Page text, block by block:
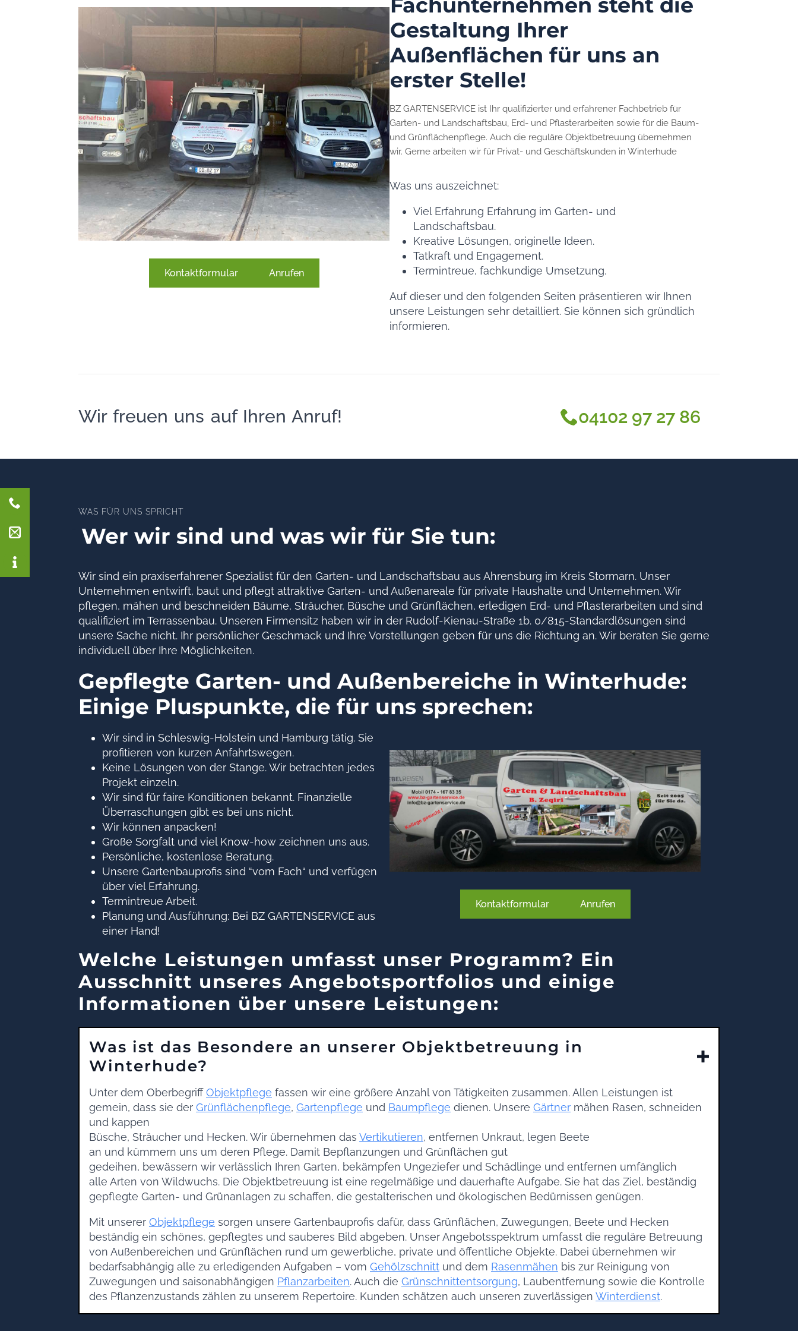
Kontaktformular Anrufen
Gestaltung Ihrer
Außenflächen für uns an
erster Stelle!
BZ GARTENSERVICE ist Ihr qualifizierter und erfahrener Fachbetrieb für
Garten- und Landschaftsbau, Erd- und Pflasterarbeiten sowie für die Baum-
und Grünflächenpflege. Auch die reguläre Objektbetreuung übernehmen
wir. Gerne arbeiten wir für Privat- und Geschäftskunden in Winterhude
Was uns auszeichnet:
Viel Erfahrung Erfahrung im Garten- und
Landschaftsbau.
Kreative Lösungen, originelle Ideen.
Tatkraft und Engagement.
Termintreue, fachkundige Umsetzung.
Auf dieser und den folgenden Seiten präsentieren wir Ihnen
unsere Leistungen sehr detailliert. Sie können sich gründlich
informieren.
Wir freuen uns auf Ihren Anruf! 04102 97 27 86
WAS FÜR UNS SPRICHT
Wer wir sind und was wir für Sie tun:
Wir sind ein praxiserfahrener Spezialist für den Garten- und Landschaftsbau aus Ahrensburg im Kreis Stormarn. Unser
Unternehmen entwirft, baut und pflegt attraktive Garten- und Außenareale für private Haushalte und Unternehmen. Wir
pflegen, mähen und beschneiden Bäume, Sträucher, Büsche und Grünflächen, erledigen Erd- und Pflasterarbeiten und sind
qualifiziert im Terrassenbau. Unseren Firmensitz haben wir in der Rudolf-Kienau-Straße 1b. 0/815-Standardlösungen sind
unsere Sache nicht. Ihr persönlicher Geschmack und Ihre Vorstellungen geben für uns die Richtung an. Wir beraten Sie gerne
individuell über Ihre Möglichkeiten.
Gepflegte Garten- und Außenbereiche in Winterhude:
Einige Pluspunkte, die für uns sprechen:
Wir sind in Schleswig-Holstein und Hamburg tätig. Sie
profitieren von kurzen Anfahrtswegen.
Keine Lösungen von der Stange. Wir betrachten jedes
Projekt einzeln.
Wir sind für faire Konditionen bekannt. Finanzielle
Überraschungen gibt es bei uns nicht.
Wir können anpacken!
Große Sorgfalt und viel Know-how zeichnen uns aus.
Persönliche, kostenlose Beratung.
Unsere Gartenbauprofis sind “vom Fach“ und verfügen
über viel Erfahrung.
Termintreue Arbeit.
Planung und Ausführung: Bei BZ GARTENSERVICE aus
einer Hand!
Kontaktformular Anrufen
Welche Leistungen umfasst unser Programm? Ein
Ausschnitt unseres Angebotsportfolios und einige
Informationen über unsere Leistungen:
Was ist das Besondere an unserer Objektbetreuung in
Winterhude?
Unter dem OberbegriffObjektpflege fassen wir eine größere Anzahl von Tätigkeiten zusammen. Allen Leistungen ist
gemein, dass sie der Grünflächenpflege, Gartenpflege und Baumpflege dienen. Unsere Gärtner mähen Rasen, schneiden
und kappen
Büsche, Sträucher und Hecken. Wir übernehmen das Vertikutieren, entfernen Unkraut, legen Beete
an und kümmern uns um deren Pflege. Damit Bepflanzungen und Grünflächen gut
gedeihen, bewässern wir verlässlich Ihren Garten, bekämpfen Ungeziefer und Schädlinge und entfernen umfänglich
alle Arten von Wildwuchs. Die Objektbetreuung ist eine regelmäßige und dauerhafte Aufgabe. Sie hat das Ziel, beständig
gepflegte Garten- und Grünanlagen zu schaffen, die gestalterischen und ökologischen Bedürnissen genügen.
Mit unserer Objektpflege sorgen unsere Gartenbauprofis dafür, dass Grünflächen, Zuwegungen, Beete und Hecken
beständig ein schönes, gepflegtes und sauberes Bild abgeben. Unser Angebotsspektrum umfasst die reguläre Betreuung
von Außenbereichen und Grünflächen rund um gewerbliche, private und öffentliche Objekte. Dabei übernehmen wir
bedarfsabhängig alle zu erledigenden Aufgaben – vom Gehölzschnitt und dem Rasenmähen bis zur Reinigung von
Zuwegungen und saisonabhängigen Pflanzarbeiten. Auch die Grünschnittentsorgung, Laubentfernung sowie die Kontrolle
des Pflanzenzustands zählen zu unserem Repertoire. Kunden schätzen auch unseren zuverlässigen Winterdienst.